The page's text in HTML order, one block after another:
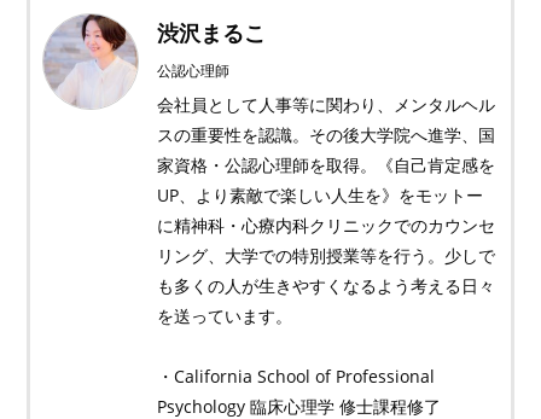
渋沢まるこ
公認心理師
会社員として人事等に関わり、メンタルヘル
スの重要性を認識。その後大学院へ進学、国
家資格・公認心理師を取得。《自己肯定感を
UP、より素敵で楽しい人生を》をモットー
に精神科・心療内科クリニックでのカウンセ
リング、大学での特別授業等を行う。少しで
も多くの人が生きやすくなるよう考える日々
を送っています。
・California School of Professional
Psychology 臨床心理学 修士課程修了